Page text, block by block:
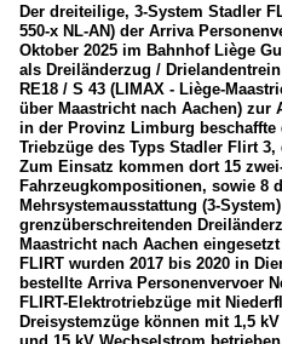
Der dreiteilige, 3-System Stadler
550-x NL-AN) der Arriva
Oktober 2025 im Bahnhof Liège
als Dreiländerzug /
RE18 / S 43 (LIMAX - Liège-
über Maastricht nach Aachen) zur
in der Provinz Limburg beschaffte
Triebzüge des Typs Stadler Flirt
Zum Einsatz kommen dort 15
Fahrzeugkompositionen, sowie 8
Mehrsystemausstattung (3-
grenzüberschreitenden
Maastricht nach Aachen
FLIRT wurden 2017 bis 2020 in
bestellte Arriva Personenvervoer
FLIRT-Elektrotriebzüge mit
Dreisystemzüge können mit 1,5